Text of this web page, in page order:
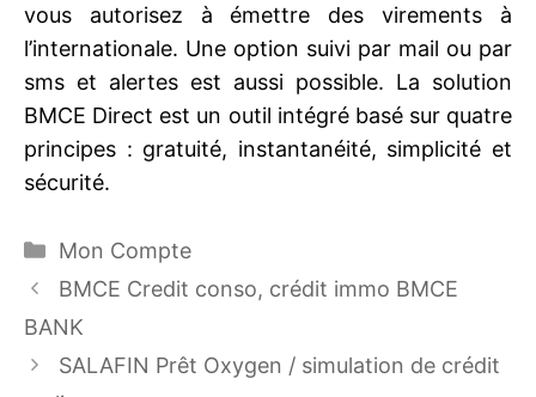
vous autorisez à émettre des virements à
l’internationale. Une option suivi par mail ou par
sms et alertes est aussi possible. La solution
BMCE Direct est un outil intégré basé sur quatre
principes : gratuité, instantanéité, simplicité et
sécurité.
Catégories
Mon Compte
BMCE Credit conso, crédit immo BMCE
BANK
SALAFIN Prêt Oxygen / simulation de crédit